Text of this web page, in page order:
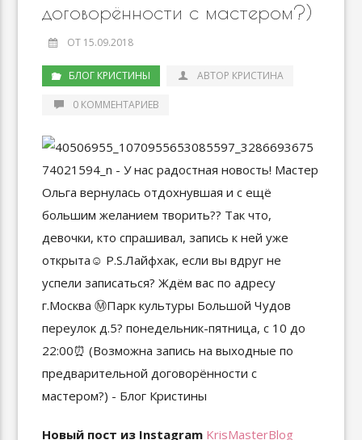
договорённости с мастером?)
ОТ 15.09.2018
БЛОГ КРИСТИНЫ АВТОР КРИСТИНА
0 КОММЕНТАРИЕВ
Новый пост из Instagram KrisMasterBlog